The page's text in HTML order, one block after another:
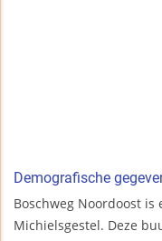
Demografische
Boschweg Noordoost
Michielsgestel. Deze